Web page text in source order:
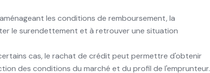
les conditions de remboursement, la
le surendettement et à retrouver une situation
cas, le rachat de crédit peut permettre d'obtenir
des conditions du marché et du profil de l'emprunteur.